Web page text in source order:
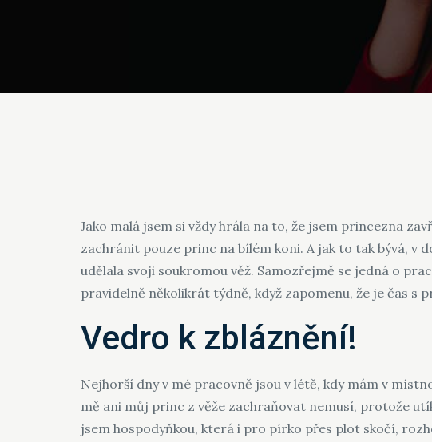
Jako malá jsem si vždy hrála na to, že jsem princezna
zachránit pouze princ na bílém koni. A jak to tak bývá, v
udělala svoji soukromou věž. Samozřejmě se jedná o
pravidelně několikrát týdně, když zapomenu, že je čas s
Vedro k zbláznění!
Nejhorší dny v mé pracovně jsou v létě, kdy mám v
mě ani můj princ z věže zachraňovat nemusí, protože
jsem hospodyňkou, která i pro pírko přes plot skočí,